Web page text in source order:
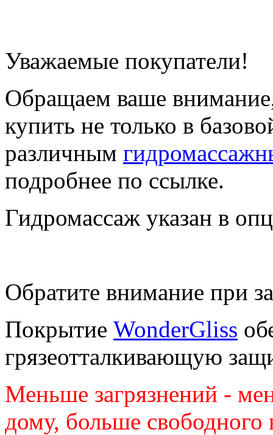
Уважаемые покупатели!
Обращаем ваше
купить не только в
различным
подробнее по ссылке.
Гидромассаж указан в
Обратите внимание при
Покрытие WonderGliss
грязеотталкивающую
Меньше загрязнений -
дому, больше свободного